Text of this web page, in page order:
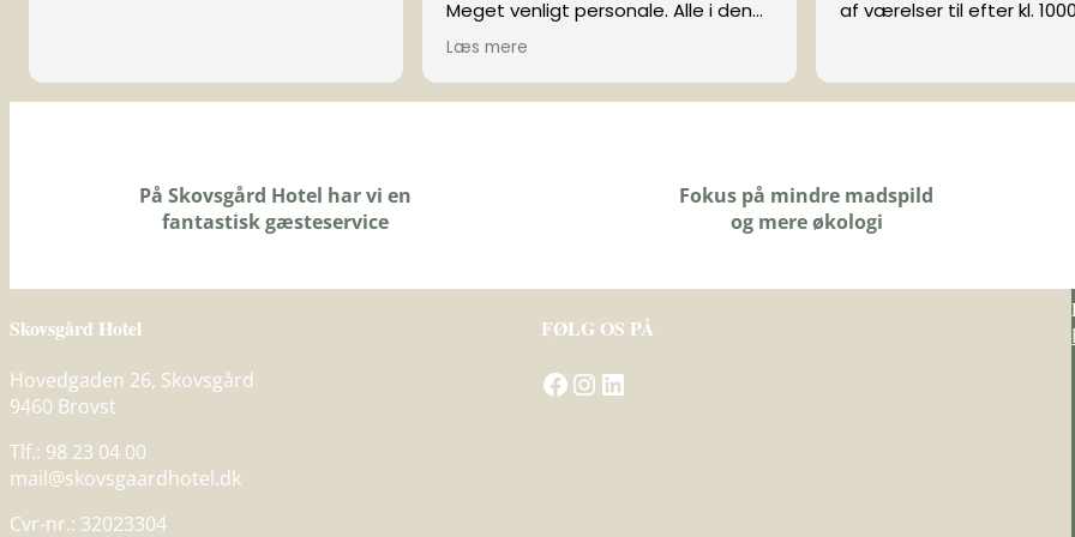
Meget venligt personale. Alle i den
lille by er så venlige. Man føler sig
meget velkommen og inkluderet.
Lækker morgenmad med varme,
friske rundstykker. God seng med en
se originalen)
Læs mere
af værelser til efter kl.
På Skovsgård Hotel har vi en
fantastisk gæsteservice
Fokus på mindre madspild
og mere økologi
Skovsgård Hotel
Hovedgaden 26, Skovsgård
9460 Brovst
Tlf.: 98 23 04 00
mail@skovsgaardhotel.dk
Cvr-nr.: 32023304
FØLG OS PÅ
Gå til Skovsgård Hotel på Facebook Besøg Skovsgård Hotel på InstagramGå til Skovsgård Hotel på LinkedIn